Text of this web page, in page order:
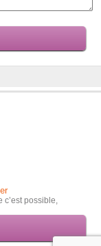
c’est possible,